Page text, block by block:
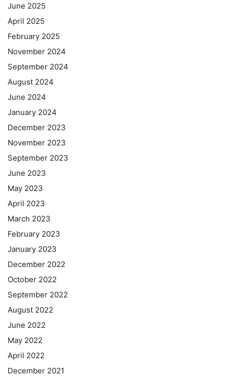
June 2025
April 2025
February 2025
November 2024
September 2024
August 2024
June 2024
January 2024
December 2023
November 2023
September 2023
June 2023
May 2023
April 2023
March 2023
February 2023
January 2023
December 2022
October 2022
September 2022
August 2022
June 2022
May 2022
April 2022
December 2021